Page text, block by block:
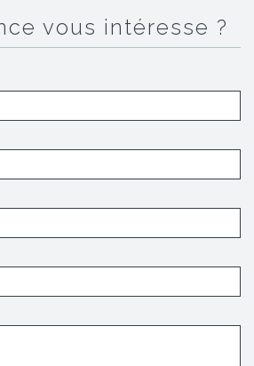
vous intéresse ?